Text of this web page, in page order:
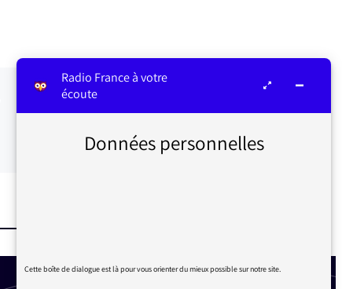
Radio France à votre
écoute
Données personnelles
Cette boîte de dialogue est là pour vous orienter du mieux possible sur notre site.